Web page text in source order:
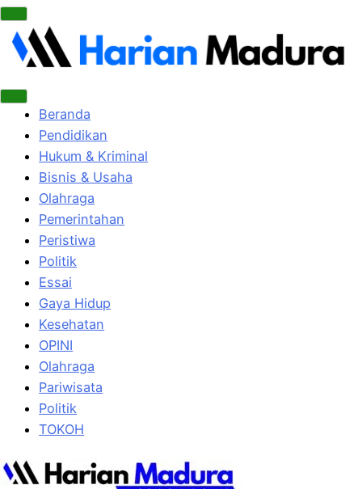
Beranda
Pendidikan
Hukum & Kriminal
Bisnis & Usaha
Olahraga
Pemerintahan
Peristiwa
Politik
Essai
Gaya Hidup
Kesehatan
OPINI
Olahraga
Pariwisata
Politik
TOKOH